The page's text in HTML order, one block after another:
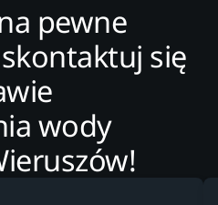
pewne
się
wody